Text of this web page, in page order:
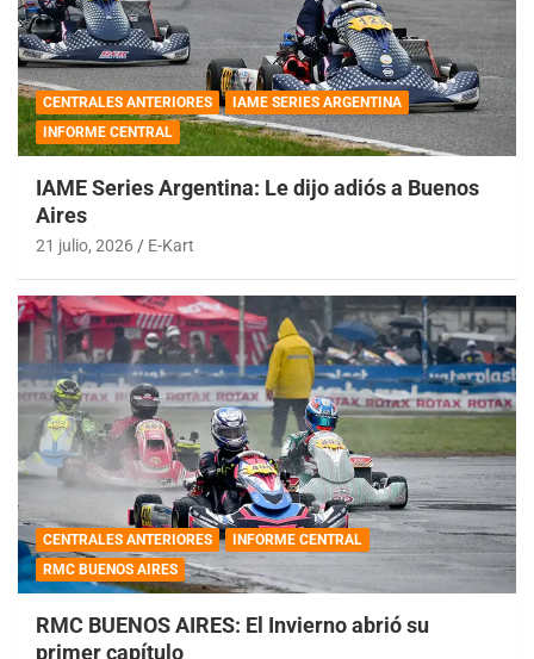
CENTRALES ANTERIORES
IAME SERIES ARGENTINA
INFORME CENTRAL
IAME Series Argentina: Le dijo adiós a Buenos
Aires
21 julio, 2026 E-Kart
CENTRALES ANTERIORES
INFORME CENTRAL
RMC BUENOS AIRES
RMC BUENOS AIRES: El Invierno abrió su
primer capítulo